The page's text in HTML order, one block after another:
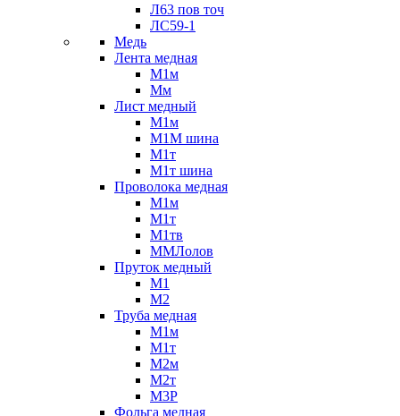
Л63 пов точ
ЛС59-1
Медь
Лента медная
М1м
Мм
Лист медный
М1м
М1М шина
М1т
М1т шина
Проволока медная
М1м
М1т
М1тв
ММЛолов
Пруток медный
М1
М2
Труба медная
М1м
М1т
М2м
М2т
М3Р
Фольга медная